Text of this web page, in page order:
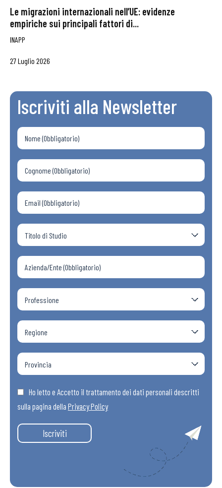
Le migrazioni internazionali nell’UE: evidenze
empiriche sui principali fattori di...
INAPP
27 Luglio 2026
Iscriviti alla Newsletter
Ho letto e Accetto il trattamento dei dati personali descritti
sulla pagina della Privacy Policy
Iscriviti